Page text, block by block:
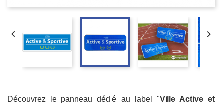
 
Découvrez le panneau dédié au label "Ville Active et